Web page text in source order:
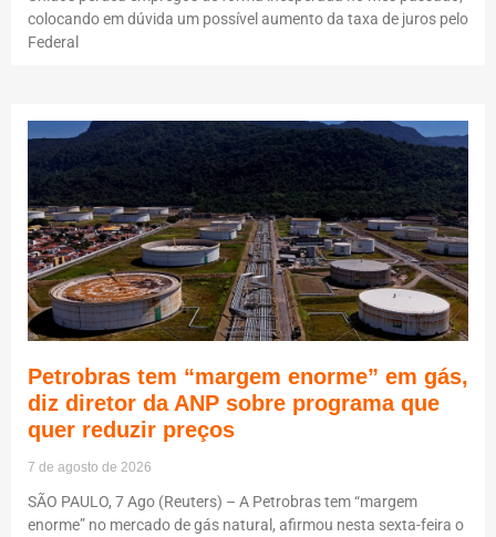
colocando em dúvida um possível aumento da taxa de juros pelo
Federal
Petrobras tem “margem enorme” em gás,
diz diretor da ANP sobre programa que
quer reduzir preços
7 de agosto de 2026
SÃO PAULO, 7 Ago (Reuters) – A Petrobras tem “margem
enorme” no mercado de gás natural, afirmou nesta sexta-feira o